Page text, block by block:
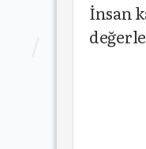
İnsan